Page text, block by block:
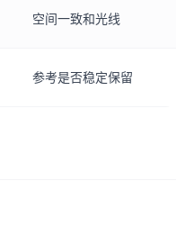
空间一致和光线
参考是否稳定保留